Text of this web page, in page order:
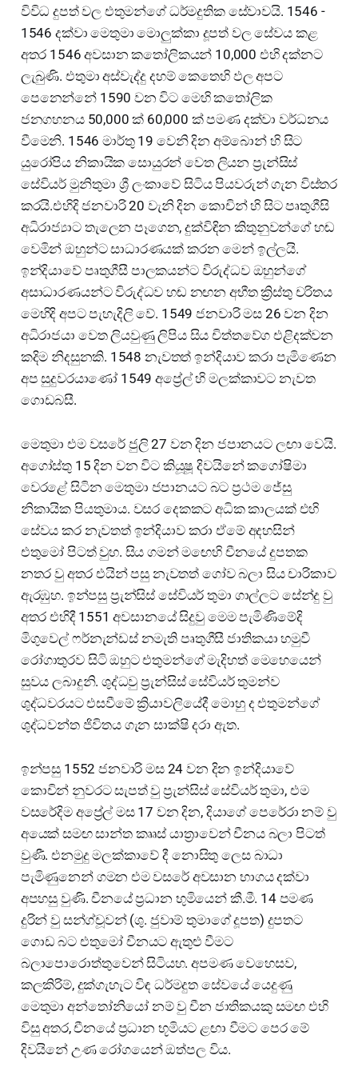
විවිධ දුපත් වල එතුමන්ගේ ධර්මදුතික සේවාවයි. 1546 -
1546 දක්වා මෙතුමා මොලුක්කා දූපත් වල සේවය කළ
අතර 1546 අවසාන කතෝලිකයන් 10,000 එහි දක්නට
ලැබුණි. එතුමා අස්වැද්දු දහම් කෙතෙහි ඵල අපට
පෙනෙන්නේ 1590 වන විට මෙහි කතෝලික
ජනගහනය 50,000 ක් 60,000 ක් පමණ දක්වා වර්ධනය
වීමෙනි. 1546 මාර්තු 19 වෙනි දින අම්බොන් හි සිට
යුරෝපිය නිකායික සොයුරන් වෙත ලියන ප්‍රැන්සිස්
සේවියර් මුනිතුමා ශ්‍රී ලංකාවේ සිටිය පියවරුන් ගැන විස්තර
කරයි.එහිදි ජනවාරි 20 වැනි දින කොචින් හි සිට පෘතුගීසි
අධිරාජ්‍යාට තැලෙන පෑගෙන, දුක්විඳින කිතුනුවන්ගේ හඬ
වෙමින් ඔහුන්ට සාධාරණයක් කරන මෙන් ඉල්ලයි.
ඉන්දියාවේ පෘතුගීසී පාලකයන්ට විරුද්ධව ඔහුන්ගේ
අසාධාරණයන්ට විරුද්ධව හඬ නඟන අභීත ක්‍රිස්තු චරිතය
මෙහිදි අපට පැහැදිලි වේ. 1549 ජනවාරි මස 26 වන දින
අධිරාජයා වෙත ලියවුණු ලිපිය සිය චිත්තවේග එළිදක්වන
කදිම නිදසුනකි. 1548 නැවතත් ඉන්දියාව කරා පැමිණෙන
අප සුදුවරයාණෝ 1549 අප්‍රේල් හි මලක්කාවට නැවත
ගොඩබසී.
මෙතුමා එම වසරේ ජුලි 27 වන දින ජපානයට ලඟා වෙයි.
අගෝස්තු 15 දින වන විට කියූෂූ දිවයිනේ කගෝෂිමා
වෙරළේ සිටින මෙතුමා ජපානයට බට ප්‍රථම ජේසු
නිකායික පියතුමාය. වසර දෙකකට අධික කාලයක් එහි
සේවය කර නැවතත් ඉන්දියාව කරා ඒමේ අදහසින්
එතුමෝ පිටත් වුහ. සිය ගමන් මඟෙහි චීනයේ දුපතක
නතර වු අතර එයින් පසු නැවතත් ගෝව බලා සිය චාරිකාව
ඇරඹුහ. ඉන්පසු ප්‍රැන්සිස් සේවියර් තුමා ගාල්ලට සේන්දු වු
අතර එහිදී 1551 අවසානයේ සිදුවු මෙම පැමිණිමේදි
මිගුවෙල් ෆර්නැන්ඩස් නමැති පෘතුගීසී ජාතිකයා හමුවී
රෝගාතුරව සිටි ඔහුට එතුමන්ගේ මැදිහත් මෙහෙයෙන්
සුවය ලබාදුනි. ශුද්ධවු ප්‍රැන්සිස් සේවියර් තුමන්ව
ශුද්ධවරයට එසවීමේ ක්‍රියාවලියේදී මොහු ද එතුමන්ගේ
ශුද්ධවන්ත ජිවිතය ගැන සාක්ෂි දරා ඇත.
ඉන්පසු 1552 ජනවාරි මස 24 වන දින ඉන්දියාවේ
කොචින් නුවරට සැපත් වු ප්‍රැන්සිස් සේවියර් තුමා, එම
වසරේදිම අප්‍රේල් මස 17 වන දින, දියාගේ පෙරේරා නම් වු
අයෙක් සමඟ සාන්ත කෲස් යාත්‍රාවෙන් චීනය බලා පිටත්
වුණී. එනමුදු මලක්කාවේ දී නොසිතු ලෙස බාධා
පැමිණුනෙන් ගමන එම වසරේ අවසාන භාගය දක්වා
අපහසු වුණි. චීනයේ ප්‍රධාන භුමියෙන් කී.මී. 14 පමණ
දුරින් වු සන්ග්චූවන් (ශු. ජුවාම් තුමාගේ දූපත) දුපතට
ගොඩ බට එතුමෝ චීනයට ඇතුළු වීමට
බලාපොරොත්තුවෙන් සිටියහ. අපමණ වෙහෙසව,
කලකිරිම්, දුක්ගැහැට විඳ ධර්මදුත සේවයේ යෙදුණු
මෙතුමා අන්තෝනියෝ නම් වු චීන ජාතිකයකු සමඟ එහි
විසු අතර, චීනයේ ප්‍රධාන භූමියට ළඟා වීමට පෙර මේ
දිවයිනේ උණ රෝගයෙන් ඔත්පල විය.